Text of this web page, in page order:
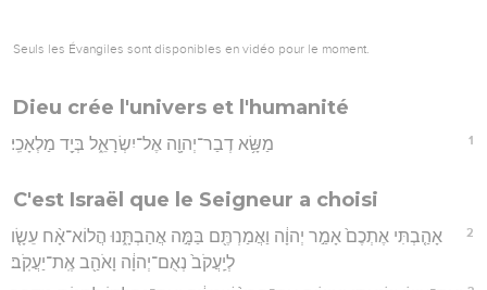
Seuls les Évangiles sont disponibles en vidéo pour le moment.
Dieu crée l'univers et l'humanité
1 מַשָּׂ֥א דְבַר־יְהוָ֖ה אֶל־יִשְׂרָאֵ֑ל בְּיַ֖ד מַלְאָכִֽי׃
C'est Israël que le Seigneur a choisi
2
אָהַ֤בְתִּי אֶתְכֶם֙ אָמַ֣ר יְהוָ֔ה וַאֲמַרְתֶּ֖ם בַּמָּ֣ה אֲהַבְתָּ֑נוּ הֲלוֹא־אָ֨ח עֵשָׂ֤ו
לְיַֽעֲקֹב֙ נְאֻם־יְהוָ֔ה וָאֹהַ֖ב אֶֽת־יַעֲקֹֽב׃